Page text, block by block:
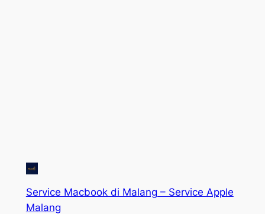
Service Macbook di Malang – Service Apple
Malang